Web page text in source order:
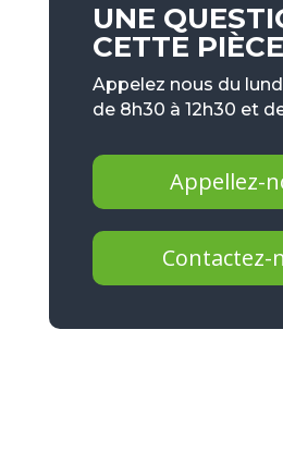
UNE
CETTE
Appelez nous du
de 8h30 à 12h30 et
Appellez-
Contactez-